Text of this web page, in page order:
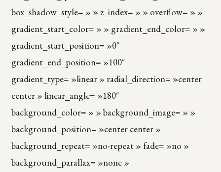
box_shadow_style= » » z_index= » » overflow= » »
gradient_start_color= » » gradient_end_color= » »
gradient_start_position= »0″
gradient_end_position= »100″
gradient_type= »linear » radial_direction= »center
center » linear_angle= »180″
background_color= » » background_image= » »
background_position= »center center »
background_repeat= »no-repeat » fade= »no »
background_parallax= »none »